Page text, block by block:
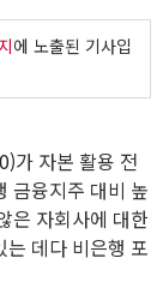
에 노출된 기사입
가 자본 활용 전
금융지주 대비 높
은 자회사에 대한
데다 비은행 포